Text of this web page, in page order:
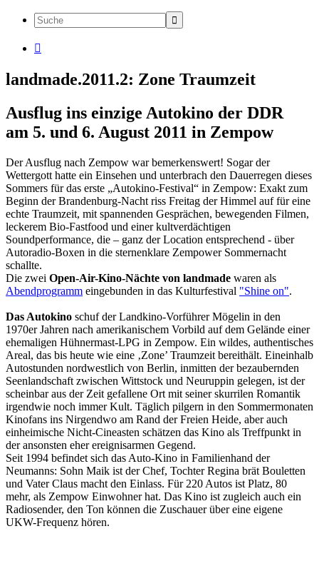

landmade.2011.2: Zone Traumzeit
Ausflug ins einzige Autokino der DDR
am 5. und 6. August 2011 in Zempow
Der Ausflug nach Zempow war bemerkenswert! Sogar der
Wettergott hatte ein Einsehen und unterbrach den Dauerregen dieses
Sommers für das erste „Autokino-Festival“ in Zempow: Exakt zum
Beginn der Brandenburg-Nacht riss Freitag der Himmel auf für eine
echte Traumzeit, mit spannenden Gesprächen, bewegenden Filmen,
leckerem Bio-Fastfood und einer kultverdächtigen
Soundperformance, die – ganz der Location entsprechend - über
Autoradio-Boxen in die sternenklare Zempower Sommernacht
schallte.
Die zwei Open-Air-Kino-Nächte von landmade waren als
Abendprogramm eingebunden in das Kulturfestival "Shine on".
Das Autokino schuf der Landkino-Vorführer Mögelin in den
1970er Jahren nach amerika­nischem Vorbild auf dem Gelände einer
ehemaligen Hühnermast-LPG in Zempow. Ein wildes, authentisches
Areal, das bis heute wie eine ‚Zone’ Traumzeit bereithält. Eineinhalb
Autostunden nordwestlich von Berlin, inmitten der bezaubernden
Seenlandschaft zwischen Wittstock und Neuruppin gelegen, ist der
scheinbar aus der Zeit gefallene Ort mit seiner skurrilen Romantik
irgendwie noch immer Kult. Täglich pilgern in den Sommermonaten
Kinofans ins Nirgendwo am Rand der Freien Heide, aber auch
einheimische Nicht-Cineasten schätzen das Kino als Treffpunkt in
der ansonsten eher ereignisarmen Gegend.
Seit 1994 befindet sich das Auto-Kino in Familienhand der
Neumanns: Sohn Maik ist der Chef, Tochter Regina brät Bouletten
und Vater Claus macht den Einlass. Für 220 Autos ist Platz, 80
mehr, als Zempow Einwohner hat. Das Kino ist zugleich auch ein
Radiosender, den Ton können die Zuschauer über eine eigene
UKW-Frequenz hören.